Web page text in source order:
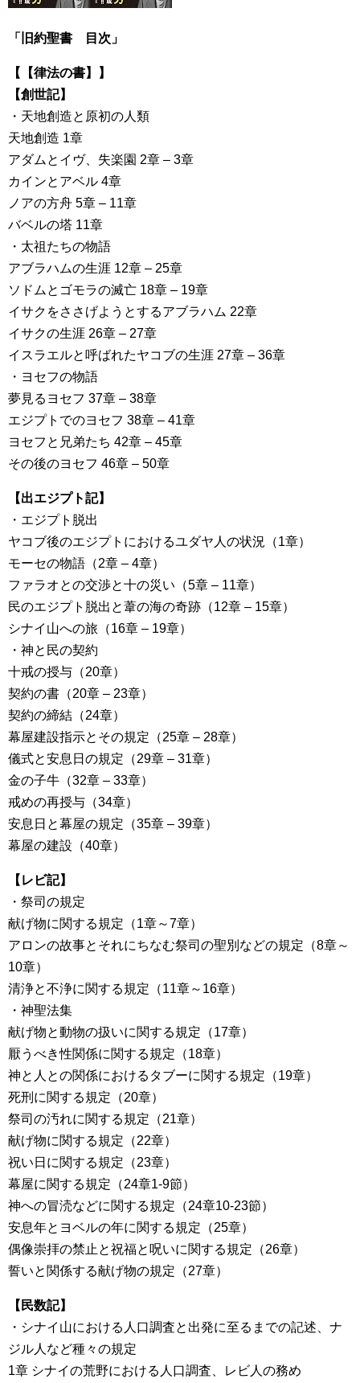
「旧約聖書 目次」
【【律法の書】】
【創世記】
・天地創造と原初の人類
天地創造 1章
アダムとイヴ、失楽園 2章 – 3章
カインとアベル 4章
ノアの方舟 5章 – 11章
バベルの塔 11章
・太祖たちの物語
アブラハムの生涯 12章 – 25章
ソドムとゴモラの滅亡 18章 – 19章
イサクをささげようとするアブラハム 22章
イサクの生涯 26章 – 27章
イスラエルと呼ばれたヤコブの生涯 27章 – 36章
・ヨセフの物語
夢見るヨセフ 37章 – 38章
エジプトでのヨセフ 38章 – 41章
ヨセフと兄弟たち 42章 – 45章
その後のヨセフ 46章 – 50章
【出エジプト記】
・エジプト脱出
ヤコブ後のエジプトにおけるユダヤ人の状況（1章）
モーセの物語（2章 – 4章）
ファラオとの交渉と十の災い（5章 – 11章）
民のエジプト脱出と葦の海の奇跡（12章 – 15章）
シナイ山への旅（16章 – 19章）
・神と民の契約
十戒の授与（20章）
契約の書（20章 – 23章）
契約の締結（24章）
幕屋建設指示とその規定（25章 – 28章）
儀式と安息日の規定（29章 – 31章）
金の子牛（32章 – 33章）
戒めの再授与（34章）
安息日と幕屋の規定（35章 – 39章）
幕屋の建設（40章）
【レビ記】
・祭司の規定
献げ物に関する規定（1章～7章）
アロンの故事とそれにちなむ祭司の聖別などの規定（8章～
10章）
清浄と不浄に関する規定（11章～16章）
・神聖法集
献げ物と動物の扱いに関する規定（17章）
厭うべき性関係に関する規定（18章）
神と人との関係におけるタブーに関する規定（19章）
死刑に関する規定（20章）
祭司の汚れに関する規定（21章）
献げ物に関する規定（22章）
祝い日に関する規定（23章）
幕屋に関する規定（24章1-9節）
神への冒涜などに関する規定（24章10-23節）
安息年とヨベルの年に関する規定（25章）
偶像崇拝の禁止と祝福と呪いに関する規定（26章）
誓いと関係する献げ物の規定（27章）
【民数記】
・シナイ山における人口調査と出発に至るまでの記述、ナ
ジル人など種々の規定
1章 シナイの荒野における人口調査、レビ人の務め